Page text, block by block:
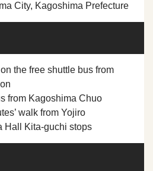
City, Kagoshima Prefecture
the free shuttle bus from
from Kagoshima Chuo
walk from Yojiro
Hall Kita-guchi stops